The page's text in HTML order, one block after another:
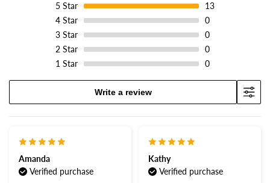
5 Star
13
4 Star
0
3 Star
0
2 Star
0
1 Star 0
Write a review
Amanda
Verified purchase
Kathy
Verified purchase